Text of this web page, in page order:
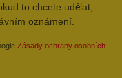
to chcete udělat,
oznámení.
Zásady ochrany osobních